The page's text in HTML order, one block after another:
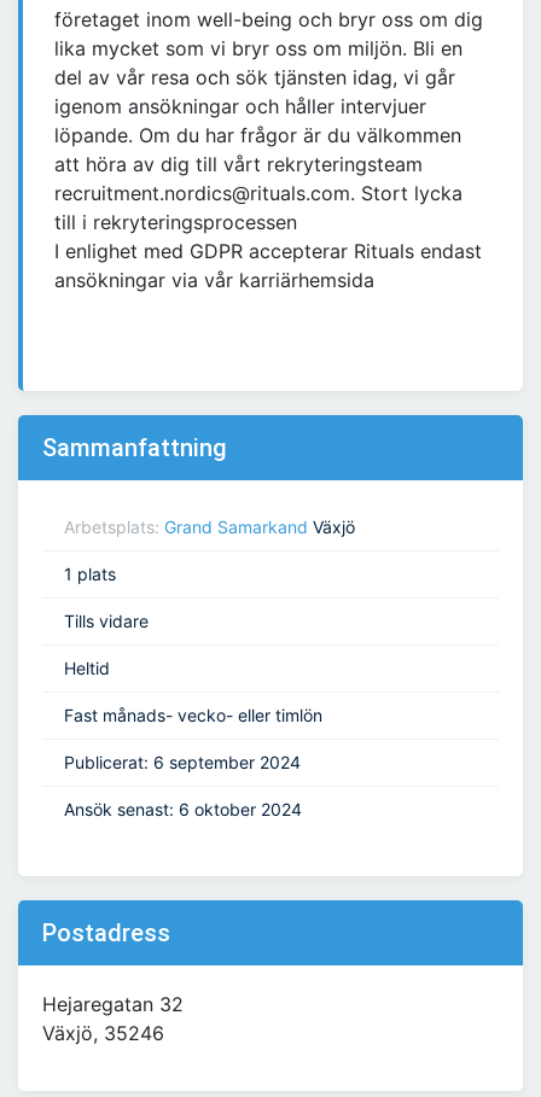
företaget inom well-being och bryr oss om dig
lika mycket som vi bryr oss om miljön. Bli en
del av vår resa och sök tjänsten idag, vi går
igenom ansökningar och håller intervjuer
löpande. Om du har frågor är du välkommen
att höra av dig till vårt rekryteringsteam
recruitment.nordics@rituals.com. Stort lycka
till i rekryteringsprocessen
I enlighet med GDPR accepterar Rituals endast
ansökningar via vår karriärhemsida
Sammanfattning
Arbetsplats: Grand Samarkand Växjö
1 plats
Tills vidare
Heltid
Fast månads- vecko- eller timlön
Publicerat: 6 september 2024
Ansök senast: 6 oktober 2024
Postadress
Hejaregatan 32
Växjö, 35246